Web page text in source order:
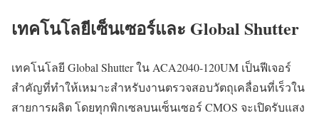
เทคโนโลยีเซ็นเซอร์และ Global Shutter
เทคโนโลยี Global Shutter ใน ACA2040-120UM เป็นฟีเจอร์
สำคัญที่ทำให้เหมาะสำหรับงานตรวจสอบวัตถุเคลื่อนที่เร็วใน
สายการผลิต โดยทุกพิกเซลบนเซ็นเซอร์ CMOS จะเปิดรับแสง